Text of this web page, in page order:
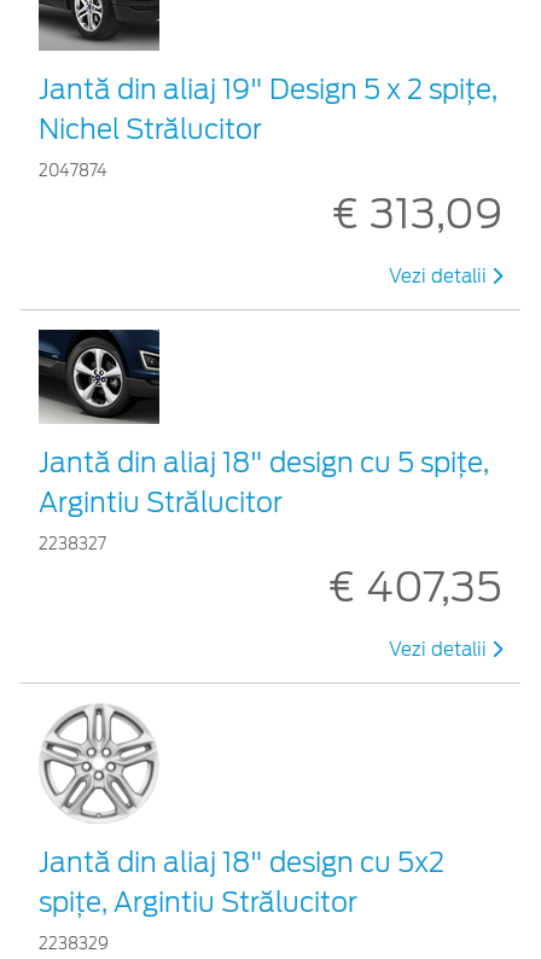
Jantă din aliaj 19" Design 5 x 2 spițe,
Nichel Strălucitor
2047874
€ 313,09
Vezi detalii
Jantă din aliaj 18" design cu 5 spiţe,
Argintiu Strălucitor
2238327
€ 407,35
Vezi detalii
Jantă din aliaj 18" design cu 5x2
spiţe, Argintiu Strălucitor
2238329